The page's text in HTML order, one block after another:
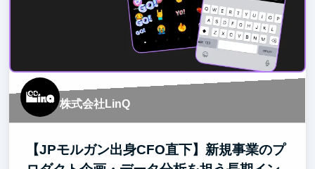
株式会社LinQ
【JPモルガン出身CFO直下】新規事業のプ